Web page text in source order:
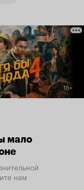
мало
нам